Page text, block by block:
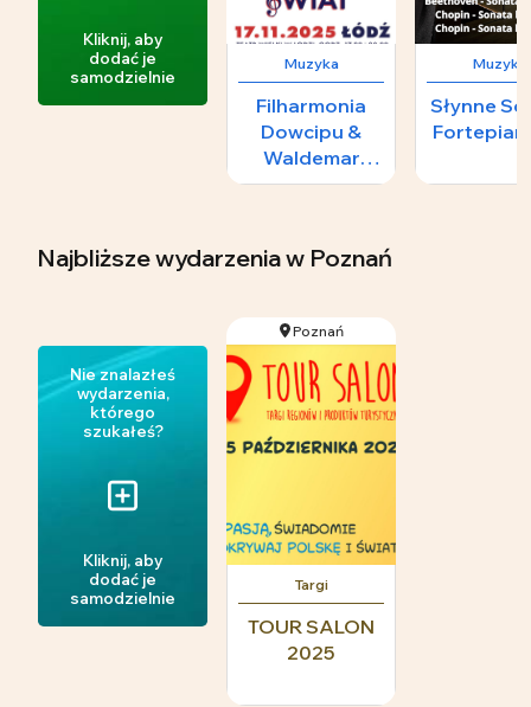
Kliknij, aby
dodać je
samodzielnie
Muzyka
Filharmonia
Dowcipu &
Waldemar
Malicki -
Muzyka
Słynne
Najbliższe wydarzeniaw Poznań
Nie znalazłeś
wydarzenia,
którego
szukałeś?
Kliknij, aby
dodać je
samodzielnie
Poznań
Targi
TOUR SALON
2025